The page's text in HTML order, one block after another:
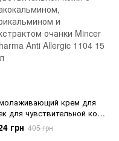
крем для
для чувствительной кожи
и экстрактом
грн 405 грн